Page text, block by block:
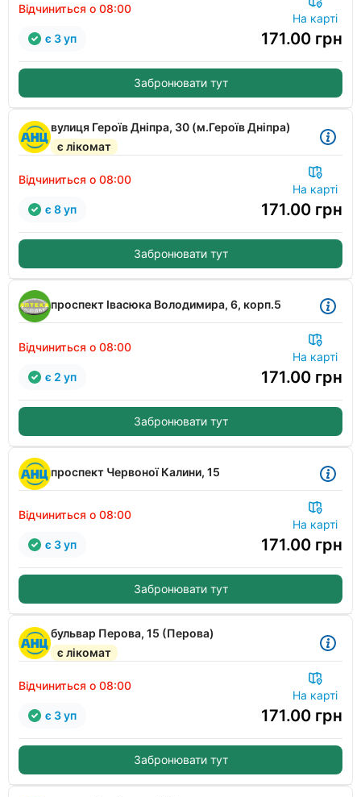
Відчиниться о 08:00
На карті
171.00 грн
є 3 уп
Забронювати тут
вулиця Героїв Дніпра, 30 (м.Героїв Дніпра)
є лікомат
Відчиниться о 08:00
На карті
171.00 грн
є 8 уп
Забронювати тут
проспект Івасюка Володимира, 6, корп.5
Відчиниться о 08:00
На карті
171.00 грн
є 2 уп
Забронювати тут
проспект Червоної Калини, 15
Відчиниться о 08:00
На карті
171.00 грн
є 3 уп
Забронювати тут
бульвар Перова, 15 (Перова)
є лікомат
Відчиниться о 08:00
На карті
171.00 грн
є 3 уп
Забронювати тут